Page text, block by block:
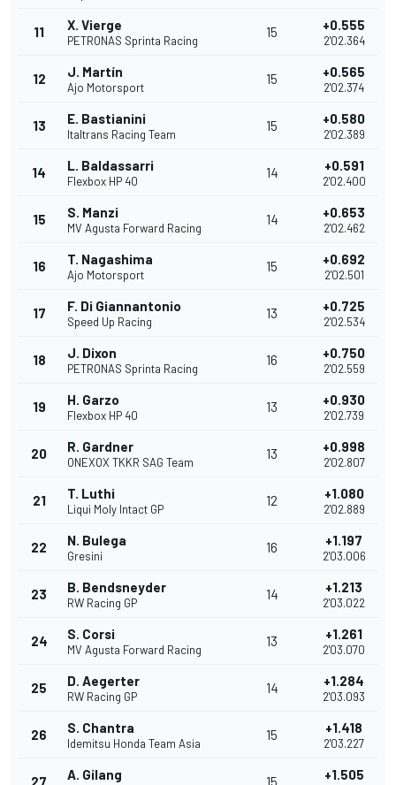
11 X. Vierge
PETRONAS Sprinta Racing
15 +0.555
2'02.364
12 J. Martín
Ajo Motorsport
15 +0.565
2'02.374
13 E. Bastianini
Italtrans Racing Team
15 +0.580
2'02.389
14 L. Baldassarri
Flexbox HP 40
14 +0.591
2'02.400
15 S. Manzi
MV Agusta Forward Racing
14 +0.653
2'02.462
16 T. Nagashima
Ajo Motorsport
15 +0.692
2'02.501
17 F. Di Giannantonio
Speed Up Racing
13 +0.725
2'02.534
18 J. Dixon
PETRONAS Sprinta Racing
16 +0.750
2'02.559
19 H. Garzo
Flexbox HP 40
13 +0.930
2'02.739
20 R. Gardner
ONEXOX TKKR SAG Team
13 +0.998
2'02.807
21 T. Luthi
Liqui Moly Intact GP
12 +1.080
2'02.889
22 N. Bulega
Gresini
16 +1.197
2'03.006
23 B. Bendsneyder
RW Racing GP
14 +1.213
2'03.022
24 S. Corsi
MV Agusta Forward Racing
13 +1.261
2'03.070
25 D. Aegerter
RW Racing GP
14 +1.284
2'03.093
26 S. Chantra
Idemitsu Honda Team Asia
15 +1.418
2'03.227
27 A. Gilang 15 +1.505